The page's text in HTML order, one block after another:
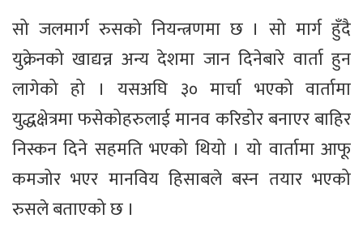
सो जलमार्ग रुसको नियन्त्रणमा छ । सो मार्ग हुँदै
युक्रेनको खाद्यन्न अन्य देशमा जान दिनेबारे वार्ता हुन
लागेको हो । यसअघि ३० मार्चा भएको वार्तामा
युद्धक्षेत्रमा फसेकोहरुलाई मानव करिडोर बनाएर बाहिर
निस्कन दिने सहमति भएको थियो । यो वार्तामा आफू
कमजोर भएर मानविय हिसाबले बस्न तयार भएको
रुसले बताएको छ ।